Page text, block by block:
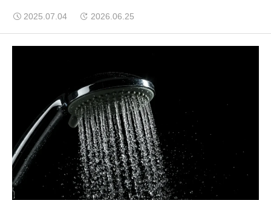
2025.07.04 2026.06.25